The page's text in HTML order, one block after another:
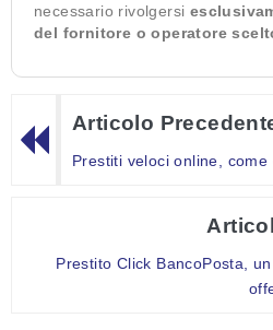
necessario rivolgersi
del fornitore o operatore
Articolo
Prestiti veloci online, come
Prestito Click BancoPosta,